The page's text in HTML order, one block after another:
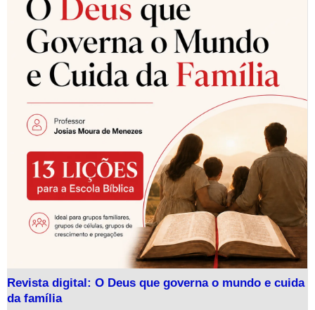
Revista digital: O Deus que governa o mundo e cuida
da família